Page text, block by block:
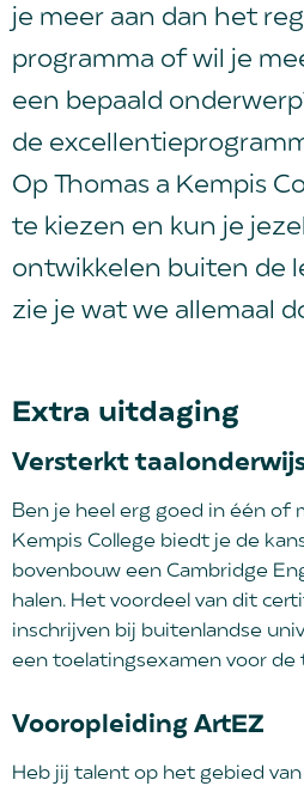
je meer aan dan het
programma of wil je
een bepaald
de
Op Thomas a Kempis
te kiezen en kun je
ontwikkelen buiten de
zie je wat we allemaal
Extra uitdaging
Versterkt
Ben je heel erg goed in één of
Kempis College biedt je de
bovenbouw een Cambridge
halen. Het voordeel van dit
inschrijven bij buitenlandse
een toelatingsexamen voor de
Vooropleiding ArtEZ
Heb jij talent op het gebied